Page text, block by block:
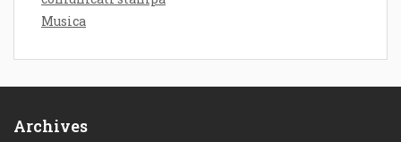
Musica
Archives